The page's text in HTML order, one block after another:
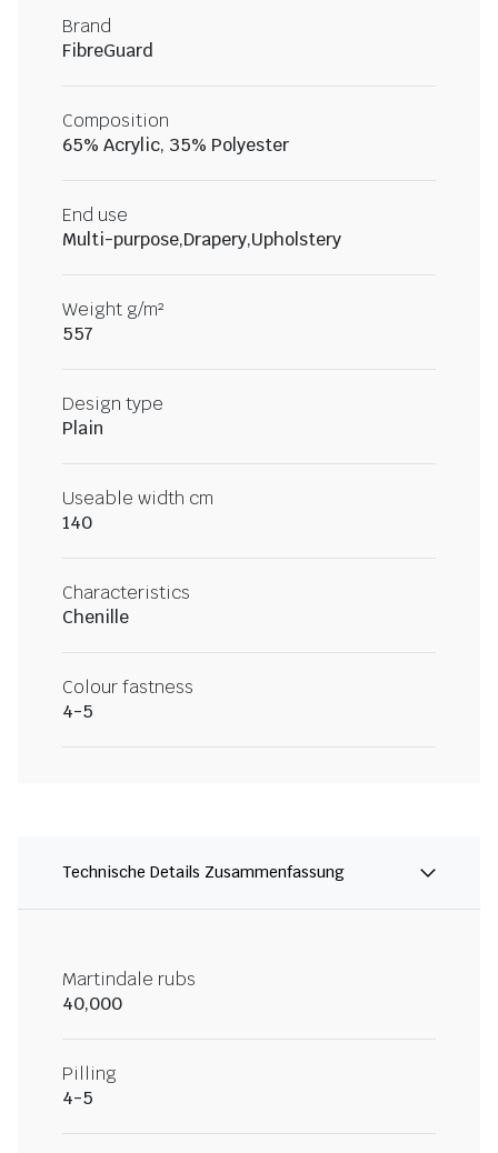
Brand
FibreGuard
Composition
65% Acrylic, 35% Polyester
End use
Multi-purpose,Drapery,Upholstery
Weight g/m²
557
Design type
Plain
Useable width cm
140
Characteristics
Chenille
Colour fastness
4-5
Technische Details Zusammenfassung
Martindale rubs
40,000
Pilling
4-5